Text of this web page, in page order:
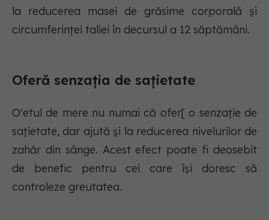
la reducerea masei de grăsime corporală și
circumferinței taliei în decursul a 12 săptămâni.
Oferă senzația de sațietate
O'etul de mere nu numai că ofer[ o senzație de
sațietate, dar ajută și la reducerea nivelurilor de
zahăr din sânge. Acest efect poate fi deosebit
de benefic pentru cei care își doresc să
controleze greutatea.